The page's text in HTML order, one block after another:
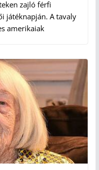
zajló férfi
játéknapján. A tavaly
amerikaiak